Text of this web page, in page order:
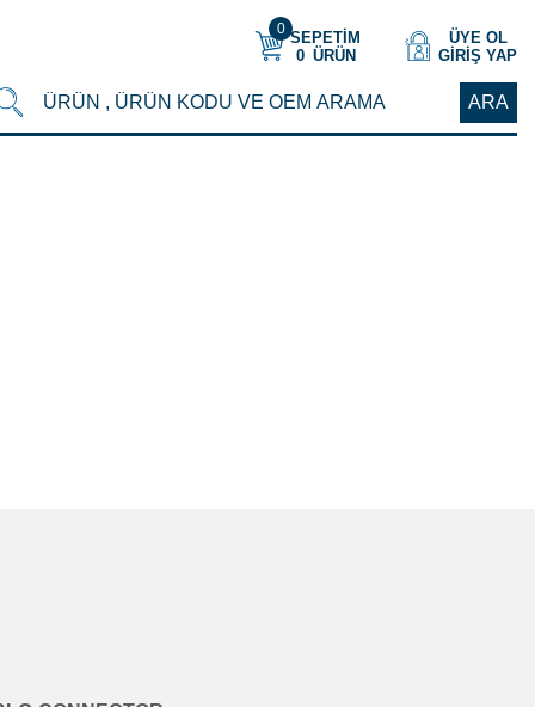
0 SEPETİM
0 ÜRÜN
ÜYE OL
GIRIŞ YAP
ARA